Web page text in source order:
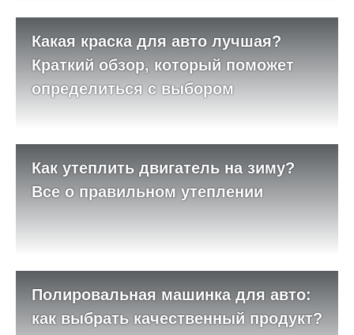
Какая краска для авто лучшая?
Краткий обзор, который поможет
определиться с выбором
Как утеплить двигатель на зиму?
Все о правильном утеплении
Полировальная машинка для авто:
как выбрать качественный продукт?